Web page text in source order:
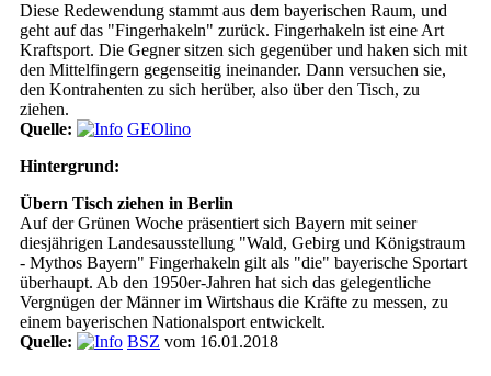
Diese Redewendung stammt aus dem bayerischen Raum, und
geht auf das "Fingerhakeln" zurück. Fingerhakeln ist eine Art
Kraftsport. Die Gegner sitzen sich gegenüber und haken sich mit
den Mittelfingern gegenseitig ineinander. Dann versuchen sie,
den Kontrahenten zu sich herüber, also über den Tisch, zu
ziehen.
Quelle:
GEOlino
Hintergrund:
Übern Tisch ziehen in Berlin
Auf der Grünen Woche präsentiert sich Bayern mit seiner
diesjährigen Landesausstellung "Wald, Gebirg und Königstraum
- Mythos Bayern" Fingerhakeln gilt als "die" bayerische Sportart
überhaupt. Ab den 1950er-Jahren hat sich das gelegentliche
Vergnügen der Männer im Wirtshaus die Kräfte zu messen, zu
einem bayerischen Nationalsport entwickelt.
Quelle:
BSZ vom 16.01.2018